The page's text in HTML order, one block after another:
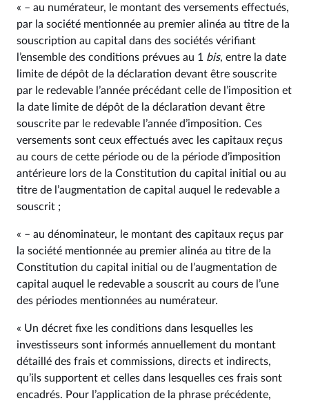
« – au numérateur, le montant des versements effectués,
par la société mentionnée au premier alinéa au titre de la
souscription au capital dans des sociétés vérifiant
l’ensemble des conditions prévues au 1 bis, entre la date
limite de dépôt de la déclaration devant être souscrite
par le redevable l’année précédant celle de l’imposition et
la date limite de dépôt de la déclaration devant être
souscrite par le redevable l’année d’imposition. Ces
versements sont ceux effectués avec les capitaux reçus
au cours de cette période ou de la période d’imposition
antérieure lors de la Constitution du capital initial ou au
titre de l’augmentation de capital auquel le redevable a
souscrit ;
« – au dénominateur, le montant des capitaux reçus par
la société mentionnée au premier alinéa au titre de la
Constitution du capital initial ou de l’augmentation de
capital auquel le redevable a souscrit au cours de l’une
des périodes mentionnées au numérateur.
« Un décret fixe les conditions dans lesquelles les
investisseurs sont informés annuellement du montant
détaillé des frais et commissions, directs et indirects,
qu’ils supportent et celles dans lesquelles ces frais sont
encadrés. Pour l’application de la phrase précédente,